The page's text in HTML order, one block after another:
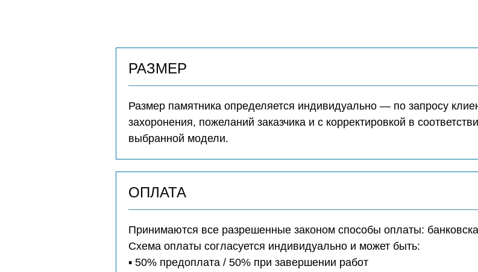
РАЗМЕР
Размер памятника определяется индивидуально — по запросу
захоронения, пожеланий заказчика и с корректировкой в
выбранной модели.
ОПЛАТА
Принимаются все разрешенные законом способы оплаты:
Схема оплаты согласуется индивидуально и может быть:
▪️ 50% предоплата / 50% при завершении работ